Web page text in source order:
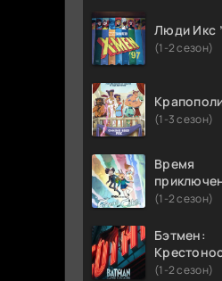
Люди Икс
(1-2 сезон)
(1-3 сезон)
Время
Фионна и
(1-2 сезон)
Бэтмен:
плаще
(1-2 сезон)